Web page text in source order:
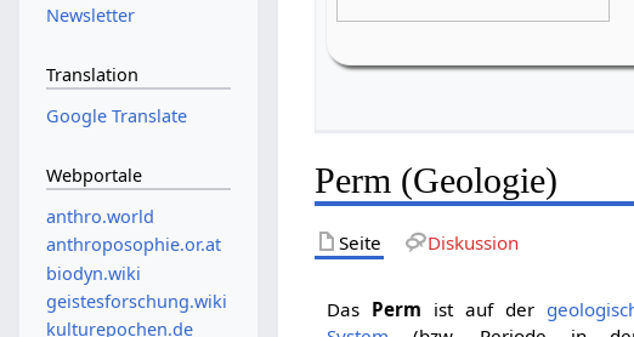
Perm (Geologie)
Seite Diskussion
Das Perm ist auf der
Newsletter
Translation
Google Translate
Webportale
anthro.world
anthroposophie.or.at
biodyn.wiki
geistesforschung.wiki
kulturepochen.de